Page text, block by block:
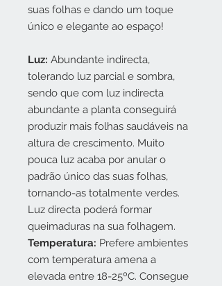
suas folhas e dando um toque
único e elegante ao espaço!
Luz: Abundante indirecta,
tolerando luz parcial e sombra,
sendo que com luz indirecta
abundante a planta conseguirá
produzir mais folhas saudáveis na
altura de crescimento. Muito
pouca luz acaba por anular o
padrão único das suas folhas,
tornando-as totalmente verdes.
Luz directa poderá formar
queimaduras na sua folhagem.
Temperatura: Prefere ambientes
com temperatura amena a
elevada entre 18-25ºC. Consegue